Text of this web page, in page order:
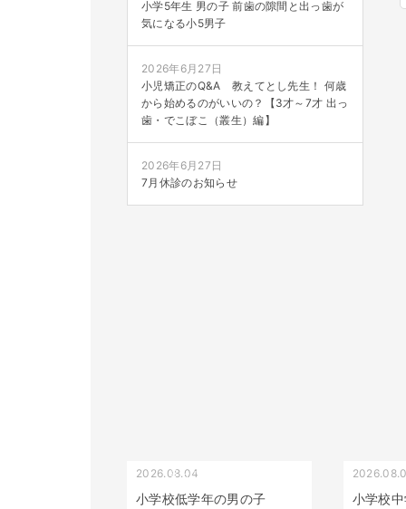
小学5年生 男の子 前歯の隙間と出っ歯が
気になる小5男子
2026年6月27日
小児矯正のQ&A 教えてとし先生！ 何歳
から始めるのがいいの？【3才～7才 出っ
歯・でこぼこ（叢生）編】
2026年6月27日
7月休診のお知らせ
受け口（しゃくれている）
2026.08.04
小学校低学年の男の子 小学校